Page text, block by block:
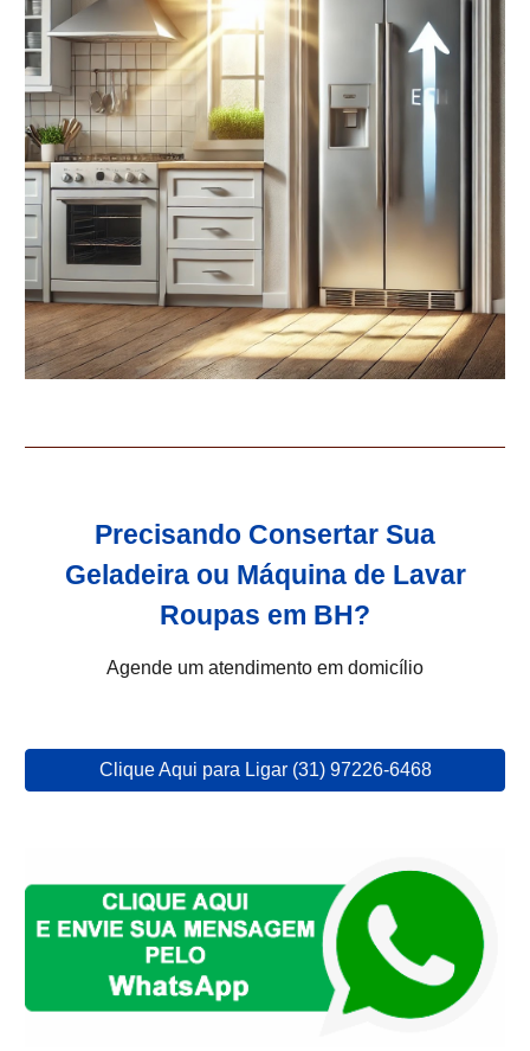
Precisando Consertar Sua
Geladeira ou Máquina de Lavar
Roupas em BH?
Agende um atendimento em domicílio
Clique Aqui para Ligar (31) 97226-6468